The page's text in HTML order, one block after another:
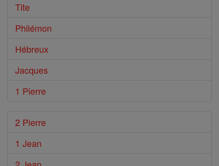
Tite
Philémon
Hébreux
Jacques
1 Pierre
2 Pierre
1 Jean